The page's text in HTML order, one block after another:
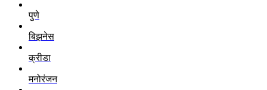
पुणे
बिझनेस
क्रीडा
मनोरंजन